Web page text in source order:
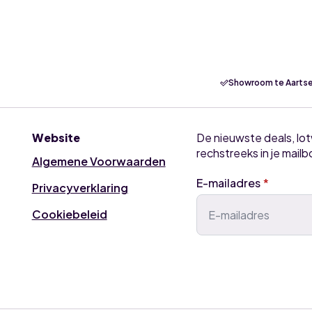
Showroom te
Website
Algemene Voorwaarden
Privacyverklaring
Cookiebeleid
De nieuwste deals,
rechstreeks in je
E-mailadres *